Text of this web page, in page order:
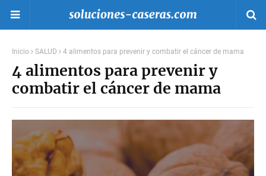
Inicio SALUD 4 alimentos para prevenir y combatir el cáncer de mama
4 alimentos para prevenir y
combatir el cáncer de mama